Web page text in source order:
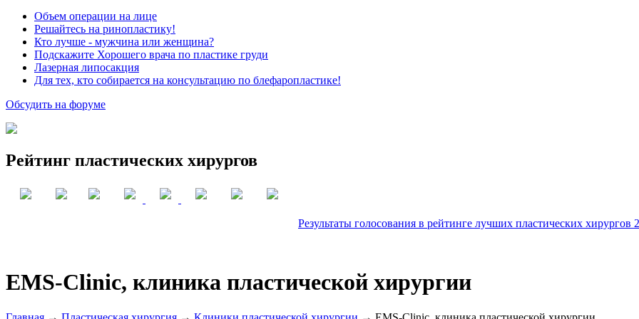
Объем операции на лице
Решайтесь на ринопластику!
Кто лучше - мужчина или женщина?
Подскажите Хорошего врача по пластике груди
Лазерная липосакция
Для тех, кто собирается на консультацию по блефаропластике!
Обсудить на форуме
Рейтинг пластических хирургов
Результаты голосования в рейтинге лучших пластических хирургов
EMS-Clinic, клиника пластической хирургии